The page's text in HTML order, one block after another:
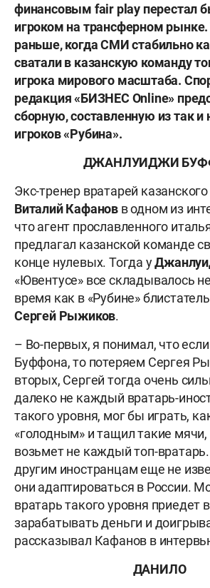
финансовым fair play перестал
игроком на трансферном рынке.
раньше, когда СМИ стабильно
сватали в казанскую команду
игрока мирового масштаба.
редакция «БИЗНЕС Online»
сборную, составленную из так и
игроков «Рубина».
ДЖАНЛУИДЖИ
Экс-тренер вратарей
Виталий Кафанов в одном из
что агент прославленного
предлагал казанской команде
конце нулевых. Тогда у
«Ювентусе» все складывалось
время как в «Рубине»
Сергей Рыжиков.
– Во-первых, я понимал, что
Буффона, то потеряем Сергея
вторых, Сергей тогда очень
далеко не каждый вратарь-
такого уровня, мог бы играть,
«голодным» и тащил такие
возьмет не каждый топ-
другим иностранцам еще не
они адаптироваться в России.
вратарь такого уровня приедет
зарабатывать деньги и
рассказывал Кафанов в
ДАНИЛО